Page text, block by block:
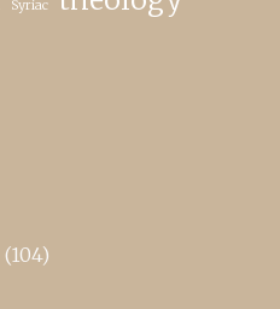
Syriac
(104)